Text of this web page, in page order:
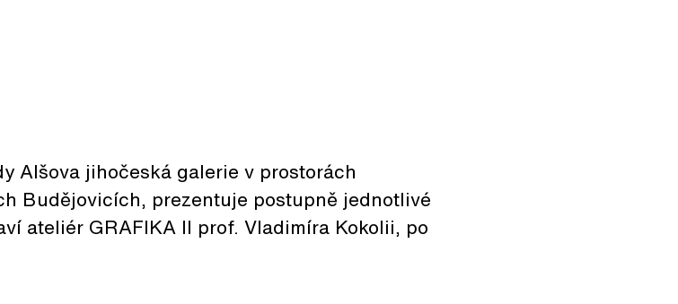
Alšova jihočeská galerie v prostorách
Budějovicích, prezentuje postupně jednotlivé
ateliér GRAFIKA II prof. Vladimíra Kokolii, po